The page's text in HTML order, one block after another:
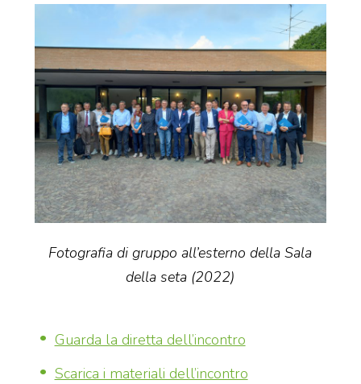
Fotografia di gruppo all’esterno della Sala
della seta (2022)
Guarda la diretta dell’incontro
Scarica i materiali dell’incontro